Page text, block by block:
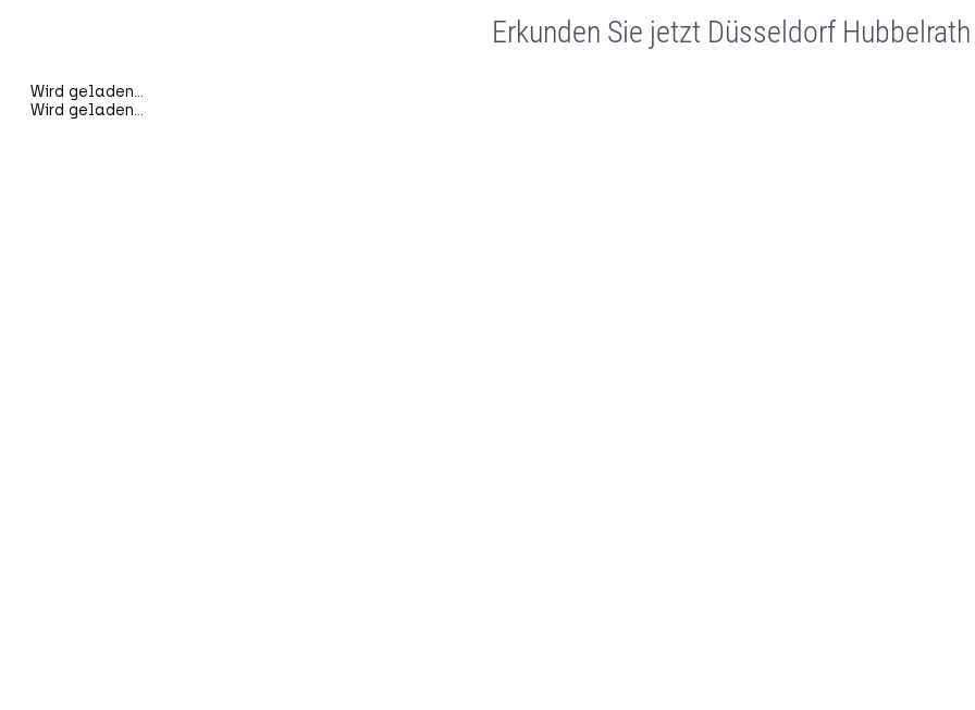
Erkunden Sie jetzt Düsseldorf Hubbelrath